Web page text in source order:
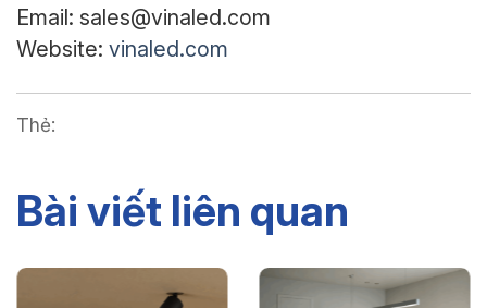
Email: sales@vinaled.com
Website: vinaled.com
Thẻ:
Bài viết liên quan